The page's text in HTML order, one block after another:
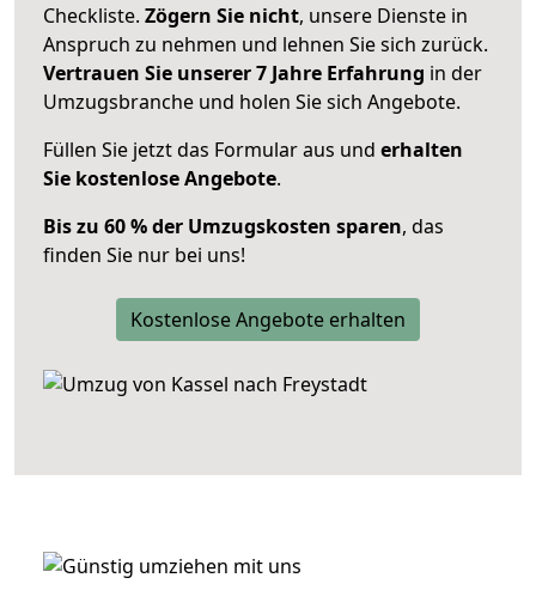
Checkliste. Zögern Sie nicht, unsere Dienste in
Anspruch zu nehmen und lehnen Sie sich zurück.
Vertrauen Sie unserer 7 Jahre Erfahrung in der
Umzugsbranche und holen Sie sich Angebote.
Füllen Sie jetzt das Formular aus und erhalten
Sie kostenlose Angebote.
Bis zu 60 % der Umzugskosten sparen, das
finden Sie nur bei uns!
Kostenlose Angebote erhalten